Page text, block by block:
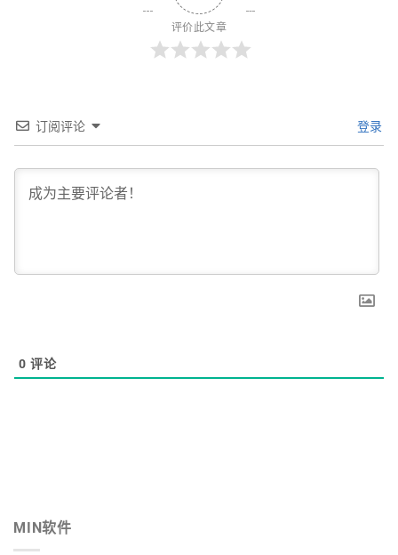
评价此文章
订阅评论 登录
0 评论
MIN软件